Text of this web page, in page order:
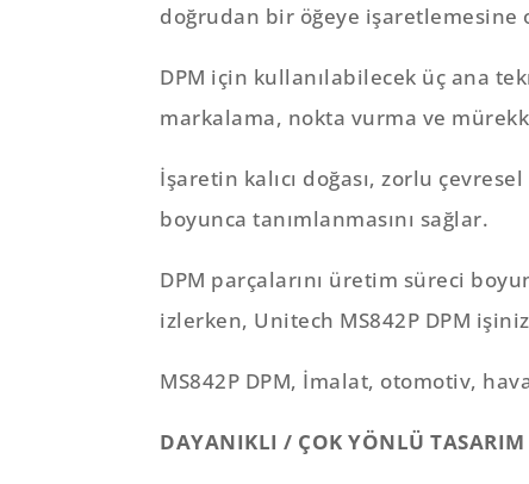
doğrudan bir öğeye işaretlemesine
DPM için kullanılabilecek üç ana
markalama, nokta vurma ve
İşaretin kalıcı doğası, zorlu
boyunca tanımlanmasını sağlar.
DPM parçalarını üretim süreci
izlerken, Unitech MS842P DPM
MS842P DPM, İmalat, otomotiv,
DAYANIKLI / ÇOK YÖNLÜ TASARIM